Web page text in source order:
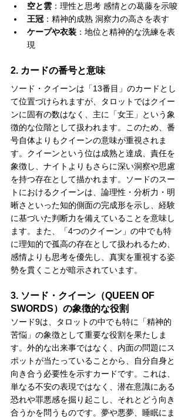
空と雲 ：理性と思考 感情との葛藤を示唆
王冠 ：精神的成熟 洞察力の高さを表す
ケープや衣装 ：地位と精神的な洗練を表
現
2. カードの番号と意味
ソード・クイーンは「13番目」のカードとし
て位置づけられますが、タロットではクイー
ンに固有の数はなく、主に「女王」という象
徴的な位階として扱われます。このため、番
号自体よりもクイーンの意味が重視されま
す。クイーンという位は成熟と達成、責任を
象徴し、ナイトよりもさらに深い洞察や思慮
を持つ存在として描かれます。ソードのスー
トにおけるクイーンは、論理性・分析力・明
晰さといった知的側面の完成形を示し、経験
に基づいた判断力を備えていることを意味し
ます。また、「4つのクイーン」の中でも特
に理知的で孤高の存在として扱われるため、
感情よりも思考を優先し、真実を重視する姿
勢を貫くことが暗示されています。
3. ソード・クイーン（QUEEN OF
SWORDS）の象徴的な役割
ソード9は、タロットの中でも特に「精神的
苦悩」の象徴として重要な役割を果たしま
す。外的な出来事ではなく、内面の問題にス
ポットが当たっていることから、自分自身と
向き合う必要性を示すカードです。これは、
単なる不安の表現ではなく、潜在意識にある
恐れや罪悪感を掘り起こし、それとどう向き
合うかを問うものです。夢や悪夢、睡眠にま